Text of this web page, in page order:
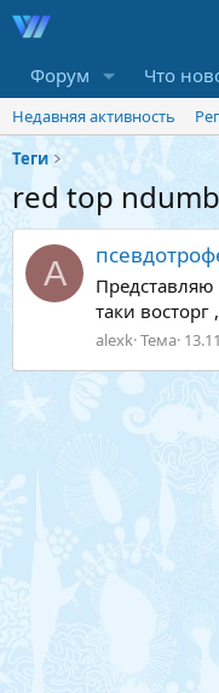
Форум Что
Недавняя активность
Теги
red top
A
таки
alexk Тема